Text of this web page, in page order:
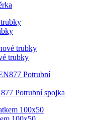
trubky
Potrubní spojka